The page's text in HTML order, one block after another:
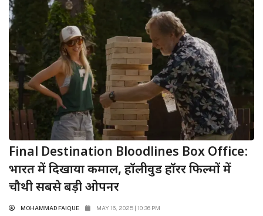
Final Destination Bloodlines Box Office:
भारत में दिखाया कमाल, हॉलीवुड हॉरर फिल्मों में
चौथी सबसे बड़ी ओपनर
MOHAMMAD FAIQUE MAY 16, 2025 | 10:36 PM